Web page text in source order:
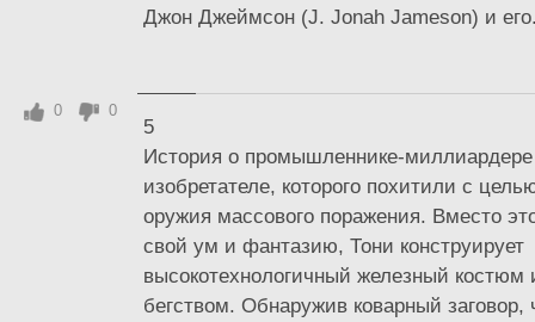
Джон Джеймсон (J. Jonah Jameson) и
5
История о промышленнике-
изобретателе, которого похитили с
оружия массового поражения. Вместо
свой ум и фантазию, Тони конструирует
высокотехнологичный железный костюм
бегством. Обнаружив коварный заговор,
0 0